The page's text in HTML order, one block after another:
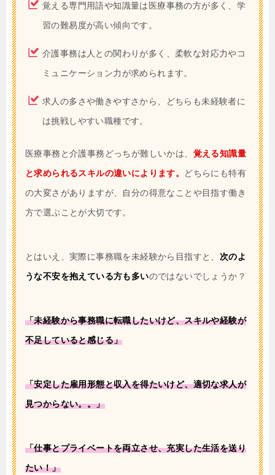
覚える専門用語や知識量は医療事務の方が多く、学
習の難易度が高い傾向です。
介護事務は人との関わりが多く、柔軟な対応力やコ
ミュニケーション力が求められます。
求人の多さや働きやすさから、どちらも未経験者に
は挑戦しやすい職種です。
医療事務と介護事務どっちが難しいかは、 覚える知識量
と求められるスキルの違いによります。
どちらにも特有
の大変さがありますが、自分の得意なことや目指す働き
方で選ぶことが大切です。
とはいえ、実際に事務職を未経験から目指すと、 次のよ
うな不安を抱えている方も多いのではないでしょうか？
「未経験から事務職に転職したいけど、スキルや経験が
不足していると感じる」
「安定した雇用形態と収入を得たいけど、適切な求人が
見つからない。。」
「仕事とプライベートを両立させ、充実した生活を送り
たい！」